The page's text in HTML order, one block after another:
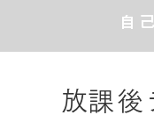
自
放課